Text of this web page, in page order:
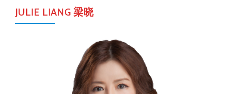
JULIE LIANG 梁晓